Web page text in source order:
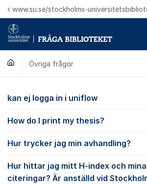
Hoppa till innehåll
www.su.se/stockholms-
Övriga frågor
Övriga frågor
kan ej logga in i uniflow
How do I print my thesis?
Hur trycker jag min avhandling?
Hur hittar jag mitt H-index och mina
citeringar? Är anställd vid